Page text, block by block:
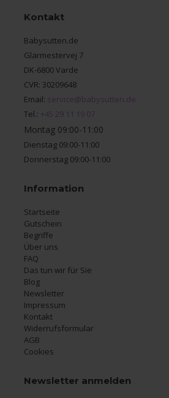
Kontakt
Babysutten.de
Glarmestervej 7
DK-6800 Varde
CVR: 30209648
Email: service@babysutten.de
Tel.: +45 29 11 19 07
Montag 09:00-11:00
Dienstag 09:00-11:00
Donnerstag 09:00-11:00
Information
Startseite
Gutschein
Begriffe
Über uns
FAQ
Das tun wir für Sie
Blog
Newsletter
Impressum
Kontakt
Widerrufsformular
AGB
Cookies
Newsletter anmelden